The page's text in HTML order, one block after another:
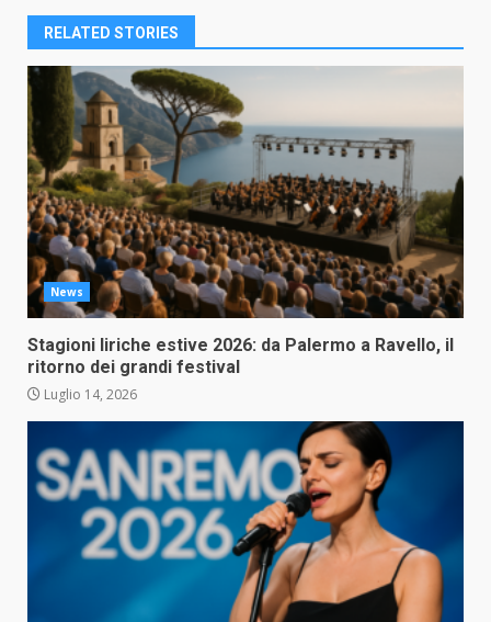
RELATED STORIES
News
Stagioni liriche estive 2026: da Palermo a Ravello, il
ritorno dei grandi festival
Luglio 14, 2026